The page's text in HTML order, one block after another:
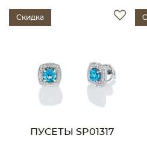
Скидка
ПУСЕТЫ SP01317